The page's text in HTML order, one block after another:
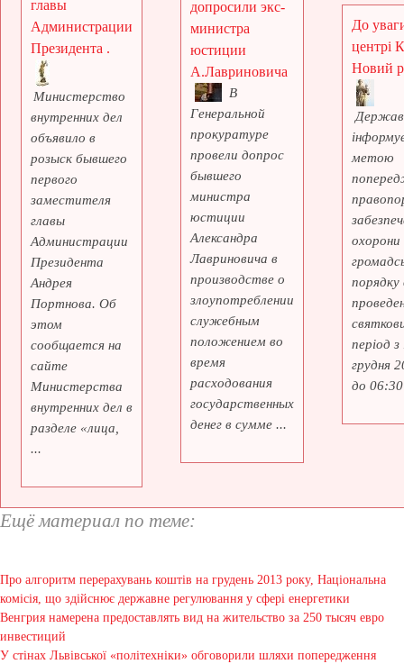
главы
Администрации
Президента .
Министерство
внутренних дел
объявило в
розыск бывшего
первого
заместителя
главы
Администрации
Президента
Андрея
Портнова. Об
этом
сообщается на
сайте
Министерства
внутренних дел в
разделе «лица,
...
допросили экс-
министра
юстиции
А.Лавриновича
В
Генеральной
прокуратуре
провели допрос
бывшего
министра
юстиции
Александра
Лавриновича в
производстве о
злоупотреблении
служебным
положением во
время
расходования
государственных
денег в сумме ...
До
центрі
Новий
метою
охорони
порядку
період
грудня
до
Ещё материал по теме:
Про алгоритм перерахувань коштів на грудень 2013 року, Національна
комісія, що здійснює державне регулювання у сфері енергетики
Венгрия намерена предоставлять вид на жительство за 250 тысяч евро
инвестиций
У стінах Львівської «політехніки» обговорили шляхи попередження